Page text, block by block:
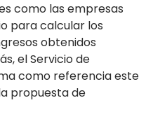
como las empresas
para calcular los
obtenidos
el Servicio de
como referencia este
propuesta de